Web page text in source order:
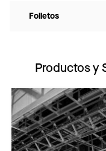
Folletos
Productos y